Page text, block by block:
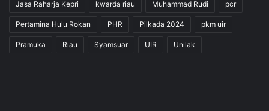
Jasa Raharja Kepri kwarda riau Muhammad Rudi pcr
Pertamina Hulu Rokan PHR Pilkada 2024 pkm uir
Pramuka Riau Syamsuar UIR Unilak